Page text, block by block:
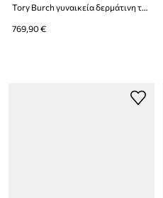
Tory Burch γυναικεία δερμάτινη τσάντα πουγκί Charlie
769,90 €